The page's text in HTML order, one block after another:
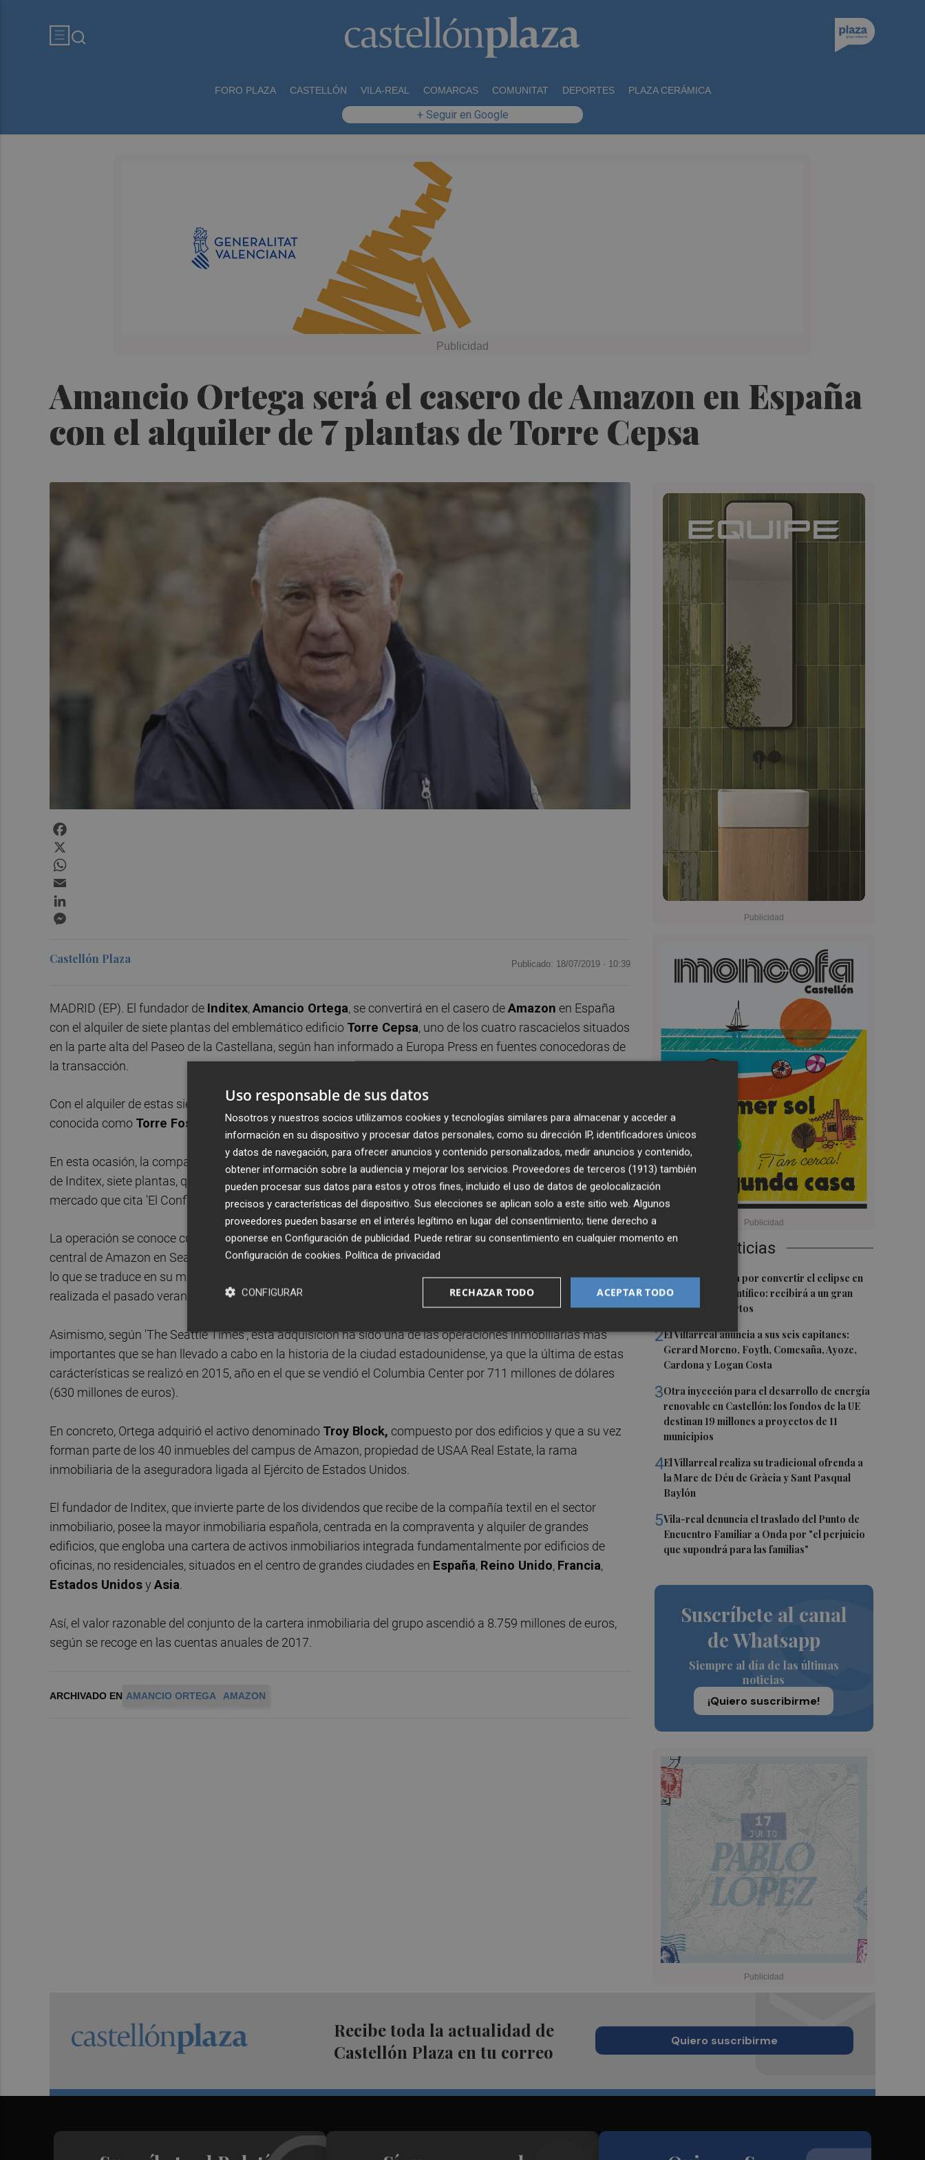
FORO PLAZA CASTELLÓN VILA-REAL COMARCAS COMUNITAT DEPORTES PLAZA CERÁMICA
+ Seguir en Google
Amancio Ortega será el casero de Amazon en España
con el alquiler de 7 plantas de Torre Cepsa
Últimas Noticias
1Castelló apuesta por convertir el eclipse en
un referente científico: recibirá a un gran
equipo de expertos
2El Villarreal anuncia a sus seis capitanes:
Gerard Moreno, Foyth, Comesaña, Ayoze,
Cardona y Logan Costa
3Otra inyección para el desarrollo de energía
renovable en Castellón: los fondos de la UE
destinan 19 millones a proyectos de 11
municipios
4El Villarreal realiza su tradicional ofrenda a
la Mare de Déu de Gràcia y Sant Pasqual
Baylón
5Vila-real denuncia el traslado del Punto de
Encuentro Familiar a Onda por "el perjuicio
que supondrá para las familias"
Suscríbete al canal
de Whatsapp
Siempre al día de las últimas
noticias
¡Quiero suscribirme!
Castellón Plaza Publicado: 18/07/2019 · 10:39
MADRID (EP). El fundador de Inditex,Amancio Ortega, se convertirá en el casero deAmazon en España
con el alquiler de siete plantas del emblemático edificio Torre Cepsa, uno de los cuatro rascacielos situados
en la parte alta del Paseo de la Castellana, según han informado a Europa Press en fuentes conocedoras de
la transacción.
Con el alquiler de estas siete plantas en la torre en la que Cepsa tiene su sede corporativa, anteriormente
conocida como Torre Foster, Ortega será el casero del gigante del comercio electrónico en España.
En esta ocasión, la compañía estadounidense ha alquilado a Pontegadea, la firma de inversión del fundador
de Inditex, siete plantas, que suman 11.550 metros cuadrados, y cuya renta oscila, según fuentes de
mercado que cita 'El Confidencial', entre 23 y 28 euros por metro cuadrado.
La operación se conoce cuatro meses después de que Pontegadea cerrara la compra de parte de la sede
central de Amazon en Seattle en una operación valorada en 740 millones de dólares (655 millones de euros),
lo que se traduce en su mayor compra en Estados Unidos y la segunda mayor de su historia, después de la
realizada el pasado verano en Londres.
Asimismo, según 'The Seattle Times', esta adquisición ha sido una de las operaciones inmobiliarias más
importantes que se han llevado a cabo en la historia de la ciudad estadounidense, ya que la última de estas
carácterísticas se realizó en 2015, año en el que se vendió el Columbia Center por 711 millones de dólares
(630 millones de euros).
En concreto, Ortega adquirió el activo denominado Troy Block, compuesto por dos edificios y que a su vez
forman parte de los 40 inmuebles del campus de Amazon, propiedad de USAA Real Estate, la rama
inmobiliaria de la aseguradora ligada al Ejército de Estados Unidos.
El fundador de Inditex, que invierte parte de los dividendos que recibe de la compañía textil en el sector
inmobiliario, posee la mayor inmobiliaria española, centrada en la compraventa y alquiler de grandes
edificios, que engloba una cartera de activos inmobiliarios integrada fundamentalmente por edificios de
oficinas, no residenciales, situados en el centro de grandes ciudades en España, Reino Unido, Francia,
Estados Unidosy Asia.
Así, el valor razonable del conjunto de la cartera inmobiliaria del grupo ascendió a 8.759 millones de euros,
según se recoge en las cuentas anuales de 2017.
ARCHIVADO EN AMANCIO ORTEGA AMAZON
Recibe toda la actualidad de
Castellón Plaza en tu correo
Quiero suscribirme
Uso responsable de sus datos
Nosotros y nuestros socios utilizamos cookies y tecnologías similares para almacenar y acceder a
información en su dispositivo y procesar datos personales, como su dirección IP, identificadores únicos
y datos de navegación, para ofrecer anuncios y contenido personalizados, medir anuncios y contenido,
obtener información sobre la audiencia y mejorar los servicios. Proveedores de terceros (1913) también
pueden procesar sus datos para estos y otros fines, incluido el uso de datos de geolocalización
precisos y características del dispositivo. Sus elecciones se aplican solo a este sitio web. Algunos
proveedores pueden basarse en el interés legítimo en lugar del consentimiento; tiene derecho a
oponerse en Configuración de publicidad. Puede retirar su consentimiento en cualquier momento en
Configuración de cookies. Política de privacidad
ACEPTAR TODO
RECHAZAR TODO
CONFIGURAR